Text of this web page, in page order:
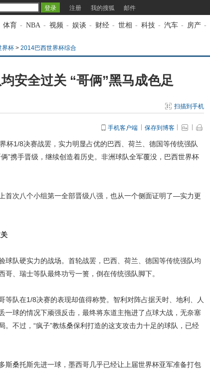
注册 我的搜狐 邮件
体育 - NBA - 视频 - 娱谈 - 财经 - 世相 - 科技 - 汽车 - 房产 -
界杯 > 2014巴西世界杯综合
安全过关 “哥俩”黑马成色足
扫描到手机
手机客户端 保存到博客
1/8决赛战罢，实力明显占优的巴西、荷兰、德国等传统强队
”携手晋级，继续创造着历史。非洲球队全军覆没，巴西世界杯
次八个小组第一全部晋级八强，也从一个侧面证明了—实力更
队硬实力的战场。首轮战罢，巴西、荷兰、德国等传统强队均
、瑞士等队最终功亏一篑，倒在传统强队脚下。
队在1/8决赛的表现却值得称赞。智利对阵占据天时、地利、人
一球的情况下顽强反击，最终将东道主拖进了点球大战，无奈塞
。不过，“疯子”教练桑保利打造的这支攻击力十足的球队，已经
桑托斯先进一球，墨西哥几乎已经让上届世界杯亚军准备打包